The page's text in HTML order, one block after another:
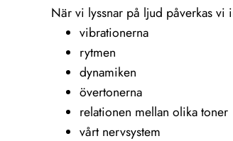
När vi lyssnar på ljud påverkas vi
vibrationerna
rytmen
dynamiken
övertonerna
relationen mellan olika toner
vårt nervsystem